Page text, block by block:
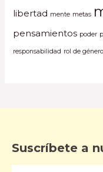
libertad mente metas
pensamientos poder
responsabilidad rol de género
Suscríbete a